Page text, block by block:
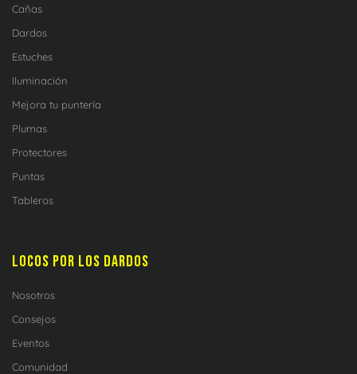
Cañas
Dardos
Estuches
Iluminación
Mejora tu puntería
Plumas
Protectores
Puntas
Tableros
LOCOS POR LOS DARDOS
Nosotros
Consejos
Eventos
Comunidad